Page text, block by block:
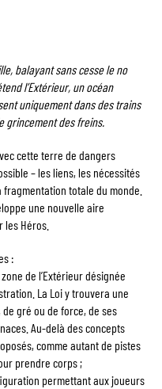
balayant sans cesse le no
l’Extérieur, un océan
uniquement dans des trains
grincement des freins.
cette terre de dangers
– les liens, les nécessités
totale du monde.
une nouvelle aire
les Héros.
:
de l’Extérieur désignée
La Loi y trouvera une
gré ou de force, de ses
Au-delà des concepts
comme autant de pistes
prendre corps ;
permettant aux joueurs